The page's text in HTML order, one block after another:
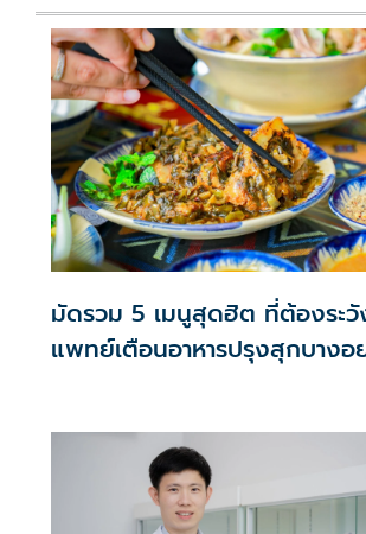
มัดรวม 5 เมนูสุดฮิต ที่ต้องระวั
แพทย์เตือนอาหารปรุงสุกบางอ